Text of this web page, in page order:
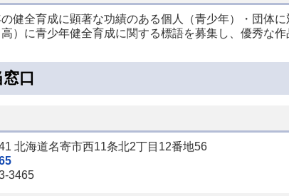
健全育成に顕著な功績のある個人（青少年）・団体に
）に青少年健全育成に関する標語を募集し、優秀な
口
北海道名寄市西11条北2丁目12番地56
3465